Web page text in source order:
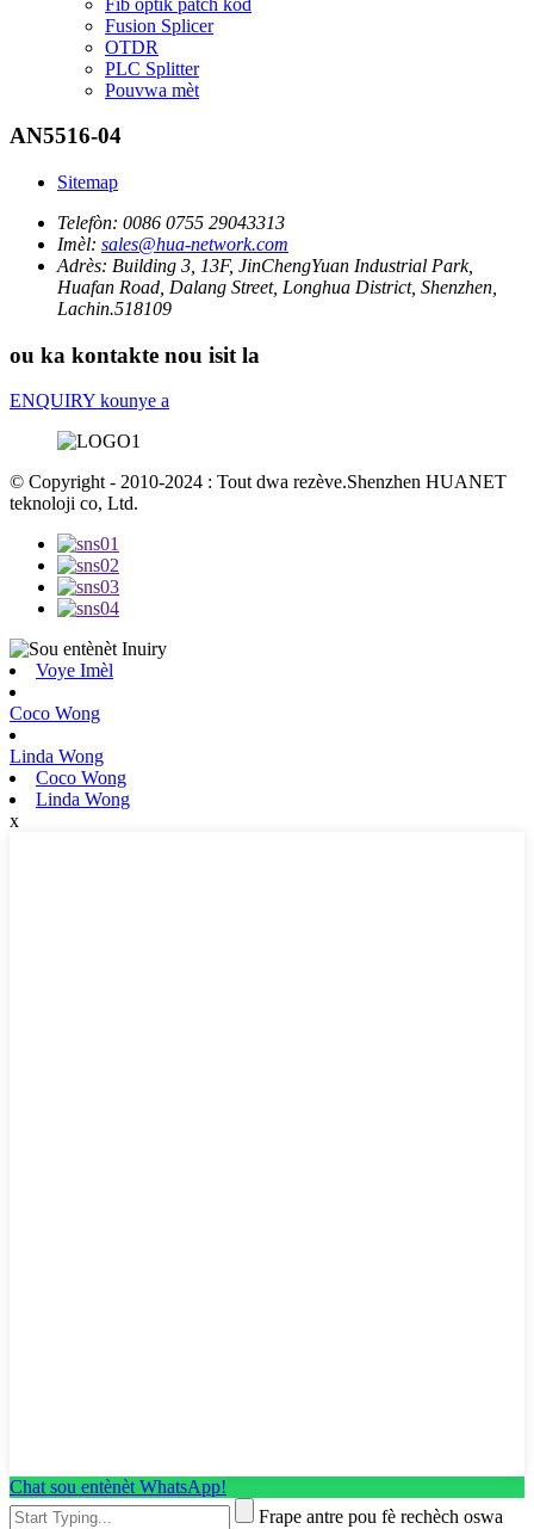
Fusion Splicer
OTDR
PLC Splitter
Pouvwa mèt
AN5516-04
Sitemap
Telefòn: 0086 0755 29043313
Imèl: sales@hua-network.com
Adrès: Building 3, 13F, JinChengYuan Industrial Park,
Huafan Road, Dalang Street, Longhua District, Shenzhen,
Lachin.518109
ou ka kontakte nou isit la
ENQUIRY kounye a
© Copyright - 2010-2024 : Tout dwa rezève.Shenzhen HUANET
teknoloji co, Ltd.
Voye Imèl
Coco Wong
Linda Wong
Coco Wong
Linda Wong
x
Chat sou entènèt WhatsApp!
Frape antre pou fè rechèch oswa